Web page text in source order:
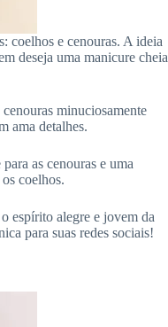
coelhos e cenouras. A ideia
deseja uma manicure cheia
minuciosamente
ama detalhes.
as cenouras e uma
coelhos.
espírito alegre e jovem da
para suas redes sociais!